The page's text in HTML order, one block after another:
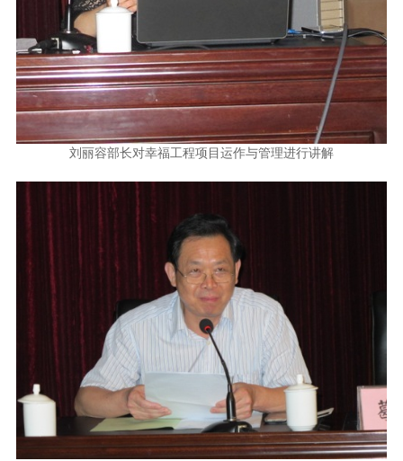
刘丽容部长对幸福工程项目运作与管理进行讲解